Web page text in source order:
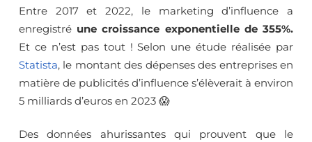
Entre 2017 et 2022, le marketing d’influence a
enregistré une croissance exponentielle de 355%.
Et ce n’est pas tout ! Selon une étude réalisée par
Statista, le montant des dépenses des entreprises en
matière de publicités d’influence s’élèverait à environ
5 milliards d’euros en 2023 😱
Des données ahurissantes qui prouvent que le